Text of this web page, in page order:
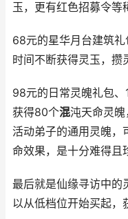
玉，更有红色招募令等
68元的星华月台建筑
时间不断获得灵玉，攒
98元的日常灵魄礼包
获得80个混沌天命灵
活动弟子的通用灵魄，
命效果，是十分难得且
最后就是仙缘寻访中的
以从低档位开始买起，